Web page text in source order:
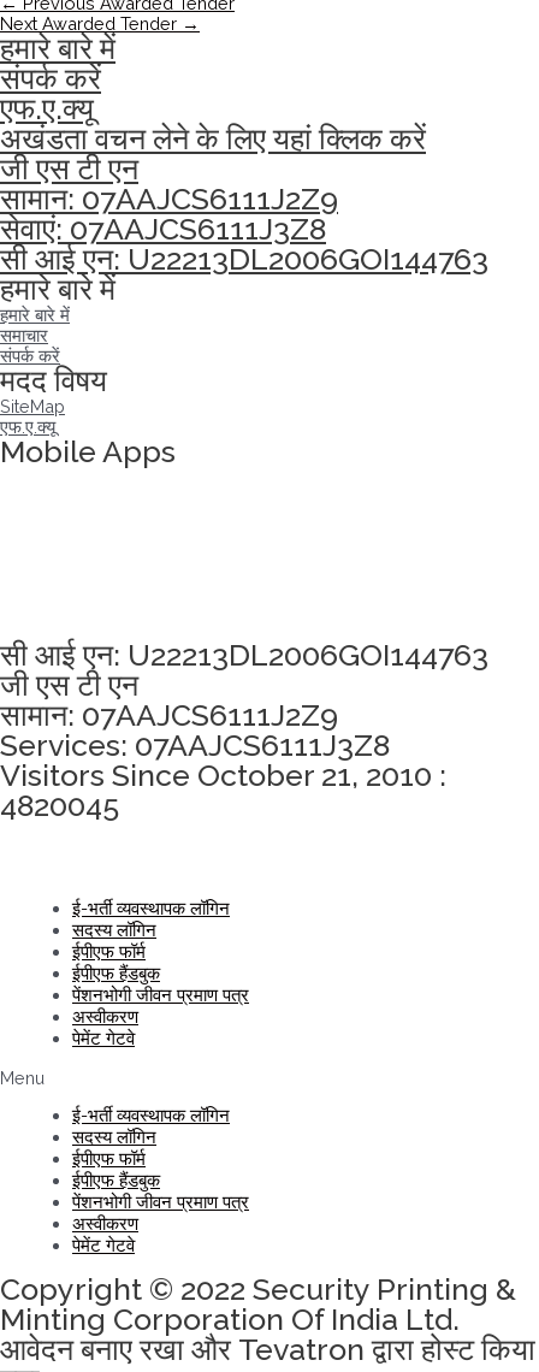
Next Awarded Tender →
हमारे बारे में
संपर्क करें
एफ.ए.क्यू
अखंडता वचन लेने के लिए यहां क्लिक करें
जी एस टी एन
सामान: 07AAJCS6111J2Z9
सेवाएं: 07AAJCS6111J3Z8
सी आई एन: U22213DL2006GOI144763
हमारे बारे में
हमारे बारे में
समाचार
संपर्क करें
मदद विषय
SiteMap
एफ.ए.क्यू
Mobile Apps
सी आई एन: U22213DL2006GOI144763
जी एस टी एन
सामान: 07AAJCS6111J2Z9
Services: 07AAJCS6111J3Z8
Visitors Since October 21, 2010 :
4820045
ई-भर्ती व्यवस्थापक लॉगिन
सदस्य लॉगिन
ईपीएफ फॉर्म
ईपीएफ हैंडबुक
पेंशनभोगी जीवन प्रमाण पत्र
अस्वीकरण
पेमेंट गेटवे
Menu
ई-भर्ती व्यवस्थापक लॉगिन
सदस्य लॉगिन
ईपीएफ फॉर्म
ईपीएफ हैंडबुक
पेंशनभोगी जीवन प्रमाण पत्र
अस्वीकरण
पेमेंट गेटवे
Copyright © 2022 Security Printing &
Minting Corporation Of India Ltd.
आवेदन बनाए रखा और Tevatron द्वारा होस्ट किया